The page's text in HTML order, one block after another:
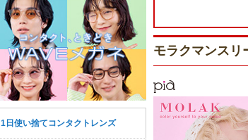
1日使い捨てコンタクトレンズ
モラクマンスリ